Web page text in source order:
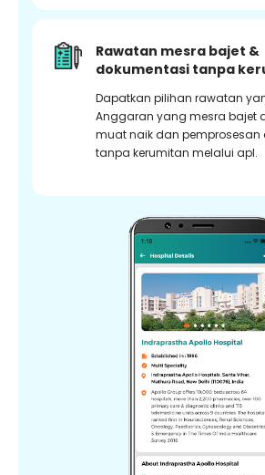
Rawatan mesra bajet &
dokumentasi tanpa
Dapatkan pilihan rawatan
Anggaran yang mesra bajet
muat naik dan pemprosesan
tanpa kerumitan melalui apl.